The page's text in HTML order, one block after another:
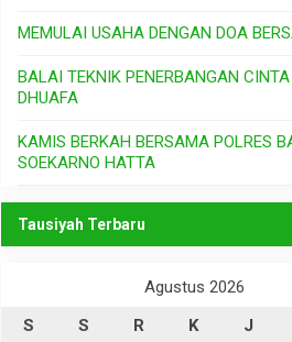
MEMULAI USAHA DENGAN DOA
BALAI TEKNIK PENERBANGAN
DHUAFA
KAMIS BERKAH BERSAMA POLRES
SOEKARNO HATTA
Tausiyah Terbaru
Agustus 2026
S
S R K J